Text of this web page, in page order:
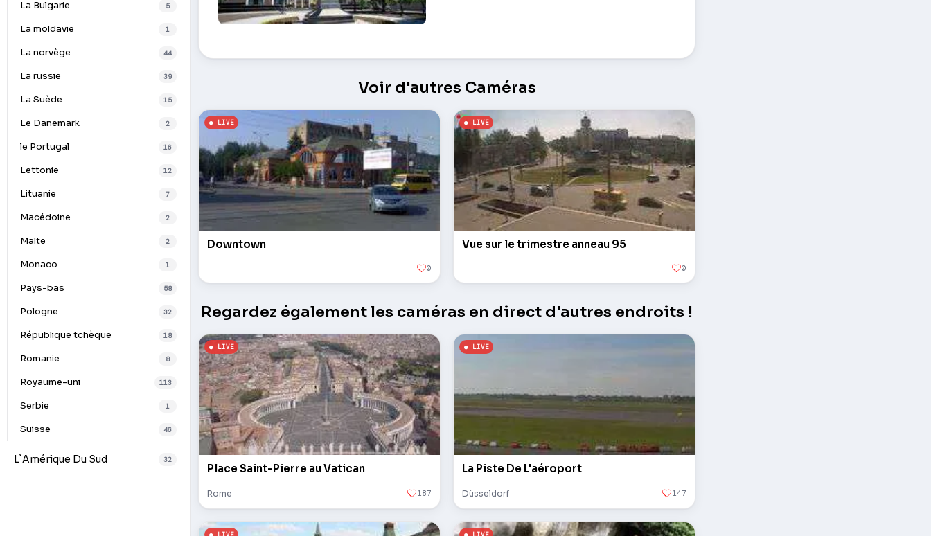
La Bulgarie 5
La moldavie 1
La norvège 44
La russie 39
La Suède 15
Le Danemark 2
le Portugal 16
Lettonie 12
Lituanie 7
Macédoine 2
Malte 2
Monaco 1
Pays-bas 58
Pologne 32
République tchèque 18
Romanie 8
Royaume-uni 113
Serbie 1
Suisse 46
L`Amérique Du Sud 32
Voir d'autres Caméras
Downtown
0
Vue sur le trimestre anneau 95
0
Regardez également les caméras en direct d'autres endroits !
Place Saint-Pierre au Vatican
Rome 187
La Piste De L'aéroport
Düsseldorf 147